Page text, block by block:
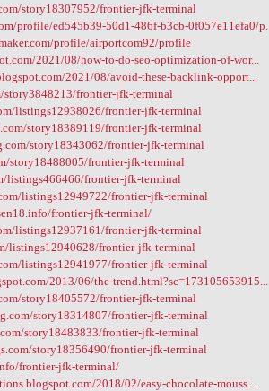
story18307952/frontier-jfk-terminal
profile/ed545b39-50d1-486f-b3cb-0f057e11efa0/p...
profile/airportcom92/profile
2021/08/how-to-do-seo-optimization-of-wor...
2021/08/avoid-these-backlink-opport...
story3848213/frontier-jfk-terminal
listings12938026/frontier-jfk-terminal
story18389119/frontier-jfk-terminal
story18343062/frontier-jfk-terminal
story18488005/frontier-jfk-terminal
listings466466/frontier-jfk-terminal
listings12949722/frontier-jfk-terminal
frontier-jfk-terminal/
listings12937161/frontier-jfk-terminal
listings12940628/frontier-jfk-terminal
listings12941977/frontier-jfk-terminal
2013/06/the-trend.html?sc=173105653915...
story18405572/frontier-jfk-terminal
story18314807/frontier-jfk-terminal
story18483833/frontier-jfk-terminal
story18356490/frontier-jfk-terminal
frontier-jfk-terminal/
2018/02/easy-chocolate-mouss...